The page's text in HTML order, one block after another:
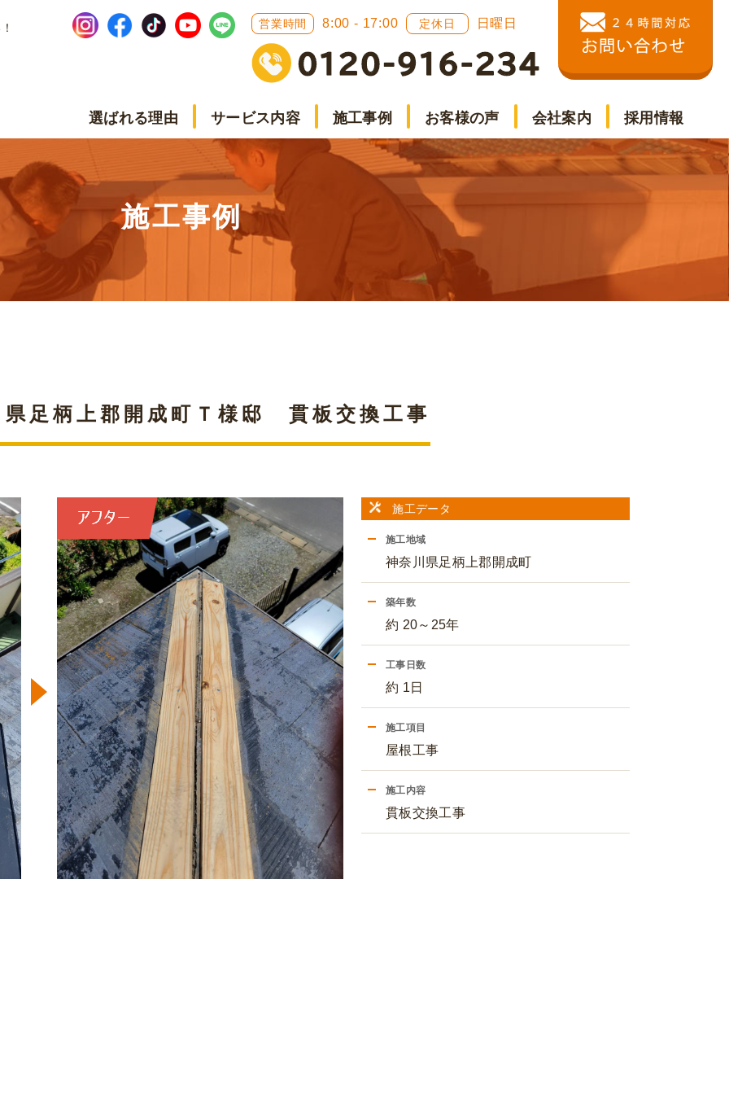
営業時間 8:00 - 17:00 定休日 日曜日
選ばれる理由 サービス内容 施工事例 お客様の声 会社案内 採用情報
施工事例
県足柄上郡開成町Ｔ様邸 貫板交換工事
施工データ
施工地域
神奈川県足柄上郡開成町
築年数
約 20～25年
工事日数
約 1日
施工項目
屋根工事
施工内容
貫板交換工事